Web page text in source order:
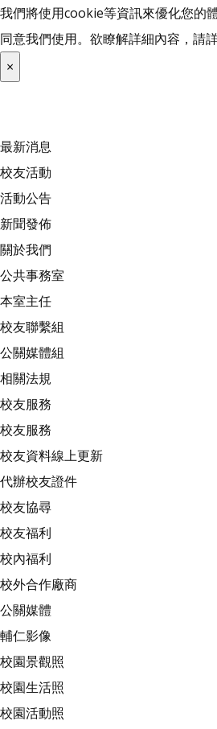
我們將使用cookie等資訊來優化您的
同意我們使用。欲瞭解詳細內容，請
×
最新消息
校友活動
活動公告
新聞發佈
關於我們
公共事務室
本室主任
校友聯繫組
公關媒體組
相關法規
校友服務
校友服務
校友資料線上更新
代辦校友證件
校友協尋
校友福利
校內福利
校外合作廠商
公關媒體
輔仁影像
校園景觀照
校園生活照
校園活動照